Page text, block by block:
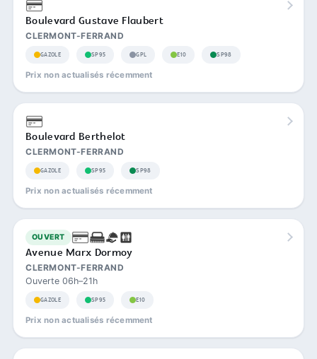
Boulevard Gustave Flaubert
CLERMONT-FERRAND
GAZOLE SP95 GPL E10 SP98
Prix non actualisés récemment
Boulevard Berthelot
CLERMONT-FERRAND
GAZOLE SP95 SP98
Prix non actualisés récemment
OUVERT
Avenue Marx Dormoy
CLERMONT-FERRAND
Ouverte 06h–21h
GAZOLE SP95 E10
Prix non actualisés récemment